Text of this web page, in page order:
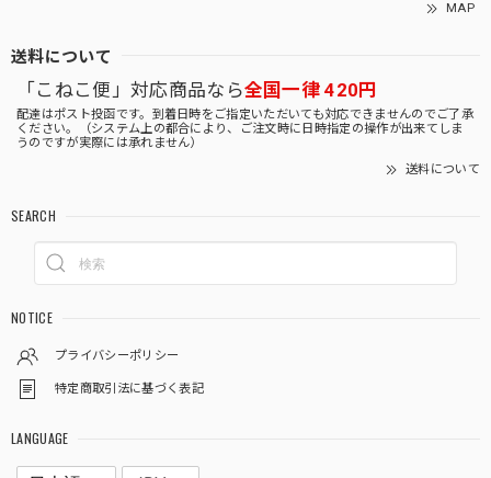
MAP
送料について
「こねこ便」対応商品なら全国一律 420円
配達はポスト投函です。到着日時をご指定いただいても対応できませんのでご了承
ください。（システム上の都合により、ご注文時に日時指定の操作が出来てしま
うのですが実際には承れません）
送料について
SEARCH
NOTICE
プライバシーポリシー
特定商取引法に基づく表記
LANGUAGE